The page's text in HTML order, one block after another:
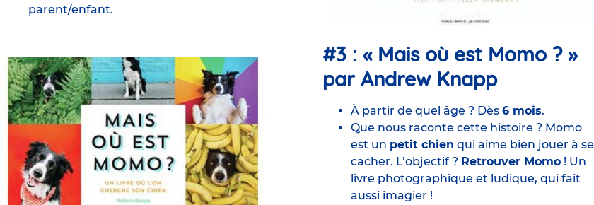
parent/enfant.
#3 : « Mais où est Momo ? »
par Andrew Knapp
À partir de quel âge ? Dès 6 mois.
Que nous raconte cette histoire ? Momo
est un petit chien qui aime bien jouer à se
cacher. L’objectif ? Retrouver Momo! Un
livre photographique et ludique, qui fait
aussi imagier !